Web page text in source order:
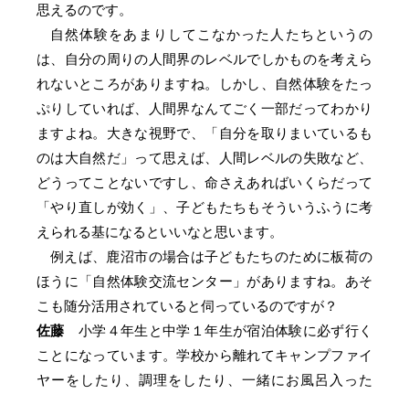
思えるのです。
自然体験をあまりしてこなかった人たちというの
は、自分の周りの人間界のレベルでしかものを考えら
れないところがありますね。しかし、自然体験をたっ
ぷりしていれば、人間界なんてごく一部だってわかり
ますよね。大きな視野で、「自分を取りまいているも
のは大自然だ」って思えば、人間レベルの失敗など、
どうってことないですし、命さえあればいくらだって
「やり直しが効く」、子どもたちもそういうふうに考
えられる基になるといいなと思います。
例えば、鹿沼市の場合は子どもたちのために板荷の
ほうに「自然体験交流センター」がありますね。あそ
こも随分活用されていると伺っているのですが？
佐藤 小学４年生と中学１年生が宿泊体験に必ず行く
ことになっています。学校から離れてキャンプファイ
ヤーをしたり、調理をしたり、一緒にお風呂入った